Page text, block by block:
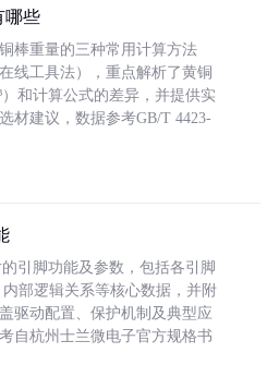
哪些
棒重量的三种常用计算方法
线工具法），重点解析了黄铜
）和计算公式的差异，并提供实
材建议，数据参考GB/T 4423-
引脚功能及参数，包括各引脚
部逻辑关系等核心数据，并附
驱动配置、保护机制及典型应
自杭州士兰微电子官方规格书